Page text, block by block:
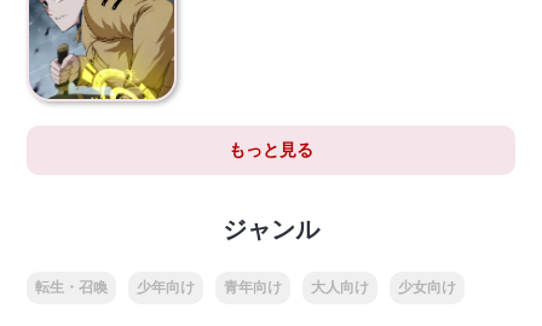
もっと見る
ジャンル
転生・召喚 少年向け 青年向け 大人向け 少女向け